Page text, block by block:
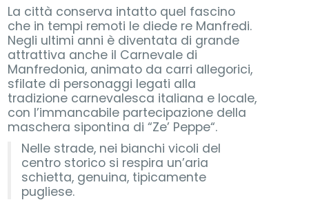
La città conserva intatto quel fascino
che in tempi remoti le diede re Manfredi.
Negli ultimi anni è diventata di grande
attrattiva anche il Carnevale di
Manfredonia, animato da carri allegorici,
sfilate di personaggi legati alla
tradizione carnevalesca italiana e locale,
con l’immancabile partecipazione della
maschera sipontina di “Ze’ Peppe“.
Nelle strade, nei bianchi vicoli del
centro storico si respira un’aria
schietta, genuina, tipicamente
pugliese.